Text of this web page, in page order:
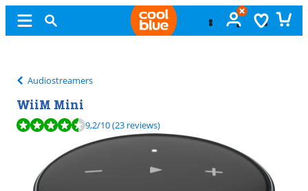
Audiostreamers
WiiM Mini
Beoordeling is 9,2 van de 10, gebaseerd op 23 reviews.
9,2/10(23 reviews)